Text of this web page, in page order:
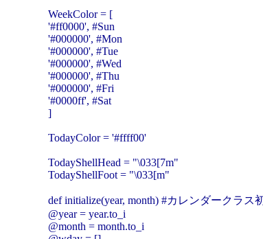
WeekColor = [
'#ff0000', #Sun
'#000000', #Mon
'#000000', #Tue
'#000000', #Wed
'#000000', #Thu
'#000000', #Fri
'#0000ff', #Sat
]
TodayColor = '#ffff00'
TodayShellHead = "\033[7m"
TodayShellFoot = "\033[m"
def initialize(year, month) #カレンダークラス
@year = year.to_i
@month = month.to_i